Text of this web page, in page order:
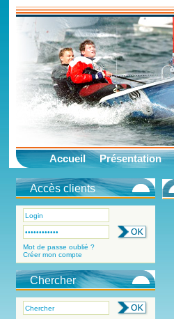
Accueil Présentation
Accès clients
Mot de passe oublié ?
Créer mon compte
Chercher